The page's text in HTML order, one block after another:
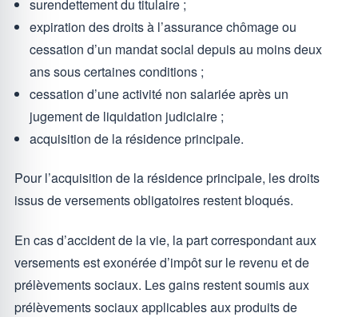
surendettement du titulaire ;
expiration des droits à l’assurance chômage ou
cessation d’un mandat social depuis au moins deux
ans sous certaines conditions ;
cessation d’une activité non salariée après un
jugement de liquidation judiciaire ;
acquisition de la résidence principale.
Pour l’acquisition de la résidence principale, les droits
issus de versements obligatoires restent bloqués.
En cas d’accident de la vie, la part correspondant aux
versements est exonérée d’impôt sur le revenu et de
prélèvements sociaux. Les gains restent soumis aux
prélèvements sociaux applicables aux produits de